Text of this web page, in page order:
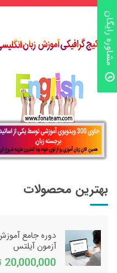
بهترین محصولات
دوره جامع
آزمون آیلتس
20,000,000
مشاوره رایگان